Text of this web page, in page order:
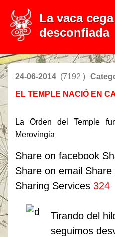
La vaca cega
desconfiada
24-06-2014 (7192 )
EL TEMPLE NACIÓ EN
La Orden del Temple
Merovingia
Share on facebook
Share on email Share
Sharing Services 324
Tirando del
seguimos